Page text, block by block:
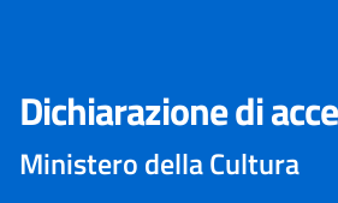
Dichiarazione di
Ministero della Cultura